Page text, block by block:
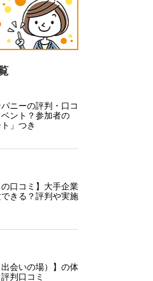
パニーの評判・口コ
ント？参加者の
」つき
の口コミ】大手企業
きる？評判や実施
出会いの場）】の体
判口コミ